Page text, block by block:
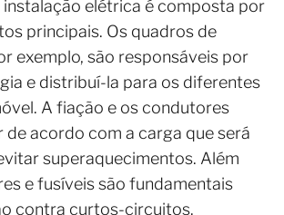
instalação elétrica é composta por
principais. Os quadros de
exemplo, são responsáveis por
e distribuí-la para os diferentes
A fiação e os condutores
de acordo com a carga que será
superaquecimentos. Além
e fusíveis são fundamentais
contra curtos-circuitos.